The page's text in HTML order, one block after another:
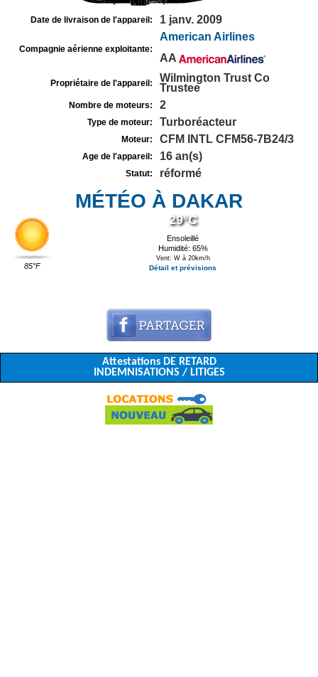
Date de livraison de l'appareil: 1 janv. 2009
Compagnie aérienne exploitante:
American Airlines
AA
Propriétaire de l'appareil:
Wilmington Trust Co
Trustee
Nombre de moteurs: 2
Type de moteur: Turboréacteur
Moteur: CFM INTL CFM56-7B24/3
Age de l'appareil: 16 an(s)
Statut: réformé
MÉTÉO À DAKAR
85°F
29°C
Ensoleillé
Humidité: 65%
Vent: W à 20km/h
Détail et prévisions
Attestations DE RETARD
INDEMNISATIONS / LITIGES